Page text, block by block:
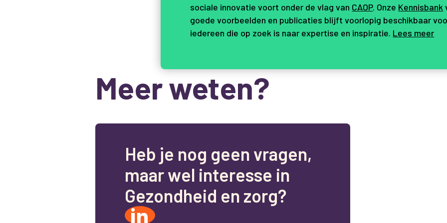
Meer weten?
Heb je nog geen vragen,
maarwel interesse in
Gezondheid en zorg?
sociale innovatie voort onder de vlag van CAOP. Onze Kennisbank
goede voorbeelden en publicaties blijft voorlopig beschikbaar
iedereen die op zoek is naar expertise en inspiratie. Lees meer